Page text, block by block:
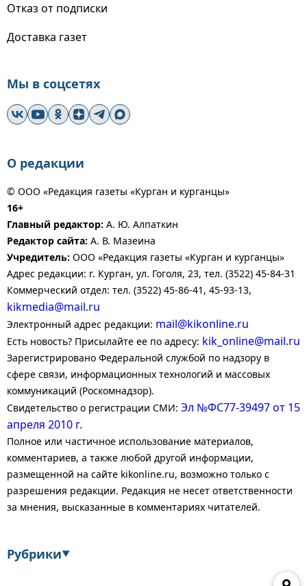
Отказ от подписки
Доставка газет
Мы в соцсетях
О редакции
© ООО «Редакция газеты «Курган и курганцы»
16+
Главный редактор: А. Ю. Алпаткин
Редактор сайта: А. В. Мазеина
Учредитель: ООО «Редакция газеты «Курган и курганцы»
Адрес редакции: г. Курган, ул. Гоголя, 23, тел. (3522) 45-84-31
Коммерческий отдел: тел. (3522) 45-86-41, 45-93-13,
kikmedia@mail.ru
Электронный адрес редакции: mail@kikonline.ru
Есть новость? Присылайте ее по адресу: kik_online@mail.ru
Зарегистрировано Федеральной службой по надзору в
сфере связи, информационных технологий и массовых
коммуникаций (Роскомнадзор).
Свидетельство о регистрации СМИ: Эл №ФС77-39497 от 15
апреля 2010 г.
Полное или частичное использование материалов,
комментариев, а также любой другой информации,
размещенной на сайте kikonline.ru, возможно только с
разрешения редакции. Редакция не несет ответственности
за мнения, высказанные в комментариях читателей.
Рубрики▼